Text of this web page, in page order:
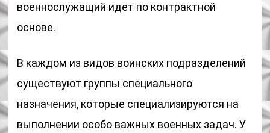
военнослужащий идет по контрактной
основе.
В каждом из видов воинских подразделений
существуют группы специального
назначения, которые специализируются на
выполнении особо важных военных задач. У